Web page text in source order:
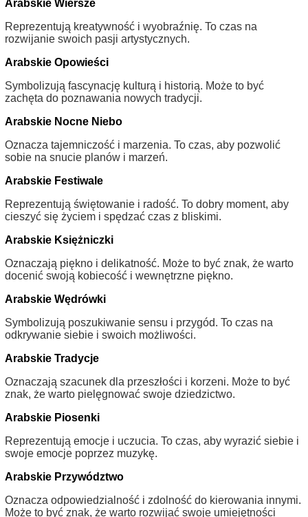
Arabskie Wiersze
Reprezentują kreatywność i wyobraźnię. To czas na
rozwijanie swoich pasji artystycznych.
Arabskie Opowieści
Symbolizują fascynację kulturą i historią. Może to być
zachęta do poznawania nowych tradycji.
Arabskie Nocne Niebo
Oznacza tajemniczość i marzenia. To czas, aby pozwolić
sobie na snucie planów i marzeń.
Arabskie Festiwale
Reprezentują świętowanie i radość. To dobry moment, aby
cieszyć się życiem i spędzać czas z bliskimi.
Arabskie Księżniczki
Oznaczają piękno i delikatność. Może to być znak, że warto
docenić swoją kobiecość i wewnętrzne piękno.
Arabskie Wędrówki
Symbolizują poszukiwanie sensu i przygód. To czas na
odkrywanie siebie i swoich możliwości.
Arabskie Tradycje
Oznaczają szacunek dla przeszłości i korzeni. Może to być
znak, że warto pielęgnować swoje dziedzictwo.
Arabskie Piosenki
Reprezentują emocje i uczucia. To czas, aby wyrazić siebie i
swoje emocje poprzez muzykę.
Arabskie Przywództwo
Oznacza odpowiedzialność i zdolność do kierowania innymi.
Może to być znak, że warto rozwijać swoje umiejętności